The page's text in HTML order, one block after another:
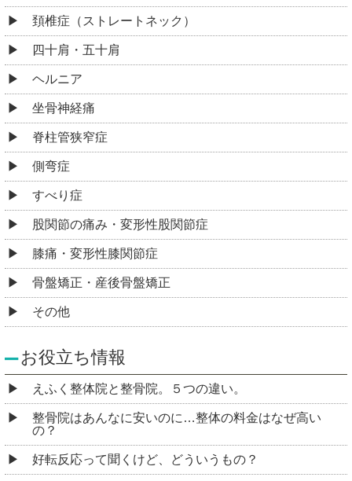
頚椎症（ストレートネック）
四十肩・五十肩
ヘルニア
坐骨神経痛
脊柱管狭窄症
側弯症
すべり症
股関節の痛み・変形性股関節症
膝痛・変形性膝関節症
骨盤矯正・産後骨盤矯正
その他
お役立ち情報
えふく整体院と整骨院。５つの違い。
整骨院はあんなに安いのに…整体の料金はなぜ高い
の？
好転反応って聞くけど、どういうもの？